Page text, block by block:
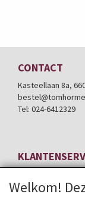
CONTACT
Kasteellaan 8a,
Tel: 024-6412329
Bezorgservice *
Welkom!